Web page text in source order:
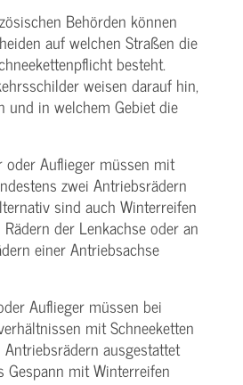
Behörden können
auf welchen Straßen die
besteht.
weisen darauf hin,
und in welchem Gebiet die
oder Auflieger müssen mit
zwei Antriebsrädern
sind auch Winterreifen
der Lenkachse oder an
einer Antriebsachse
Auflieger müssen bei
mit Schneeketten
ausgestattet
Gespann mit Winterreifen